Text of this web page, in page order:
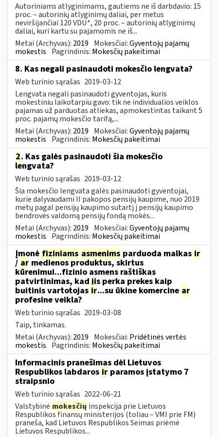
Autoriniams atlyginimams, gautiems ne iš darbdavio: 15
proc. – autorinių atlyginimų daliai, per metus
neviršijančiai 120 VDU*, 20 proc. – autorinių atlyginimų
daliai, kuri kartu su pajamomis ne iš...
Metai (Archyvas): 2019 Mokesčiai:Gyventojų pajamų
mokestis Pagrindinis: Mokesčių pakeitimai
8. Kas negali pasinaudoti mokesčio lengvata?
Web turinio sąrašas 2019-03-12
Lengvata negali pasinaudoti gyventojas, kuris
mokestiniu laikotarpiu gavo: tik ne individualios veiklos
pajamas už parduotas atliekas, apmokestintas taikant 5
proc. pajamų mokesčio tarifą,...
Metai (Archyvas): 2019 Mokesčiai:Gyventojų pajamų
mokestis Pagrindinis: Mokesčių pakeitimai
2. Kas galės pasinaudoti šia mokesčio
lengvata?
Web turinio sąrašas 2019-03-12
Šia mokesčio lengvata galės pasinaudoti gyventojai,
kurie dalyvaudami II pakopos pensijų kaupime, nuo 2019
metų pagal pensijų kaupimo sutartį į pensijų kaupimo
bendrovės valdomą pensijų fondą mokės...
Metai (Archyvas): 2019 Mokesčiai:Gyventojų pajamų
mokestis Pagrindinis: Mokesčių pakeitimai
Įmonė fiziniams asmenims parduoda malkas ir
/ ar medienos produktus, skirtus
kūrenimui...fizinio asmens raštiškas
patvirtinimas, kad jis perka prekes kaip
buitinis vartotojas ir...su ūkine komercine ar
profesine veikla?
Web turinio sąrašas 2019-03-08
Taip, tinkamas.
Metai (Archyvas): 2019 Mokesčiai: Pridėtinės vertės
mokestis Pagrindinis: Mokesčių pakeitimai
Informacinis pranešimas dėl Lietuvos
Respublikos labdaros ir paramos įstatymo 7
straipsnio
Web turinio sąrašas 2022-06-21
Valstybinė mokesčių inspekcija prie Lietuvos
Respublikos finansų ministerijos (toliau – VMI prie FM)
praneša, kad Lietuvos Respublikos Seimas priėmė
Lietuvos Respublikos...